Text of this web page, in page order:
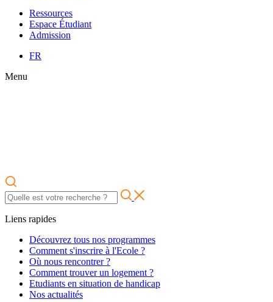
Ressources
Espace Étudiant
Admission
FR
Menu
Liens rapides
Découvrez tous nos programmes
Comment s'inscrire à l'Ecole ?
Où nous rencontrer ?
Comment trouver un logement ?
Etudiants en situation de handicap
Nos actualités